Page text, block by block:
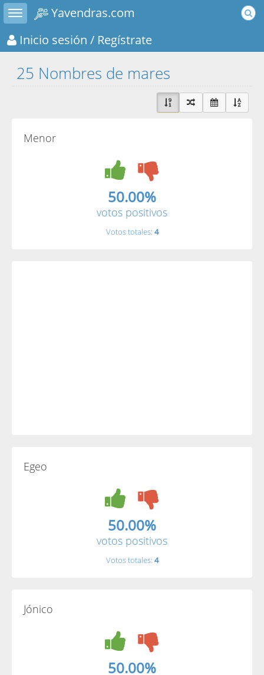
Toggle sidebar
Yavendras.com
Inicio sesión / Regístrate
25 Nombres de mares
Menor
50.00%
votos positivos
Votos totales: 4
Egeo
50.00%
votos positivos
Votos totales: 4
Jónico
50.00%